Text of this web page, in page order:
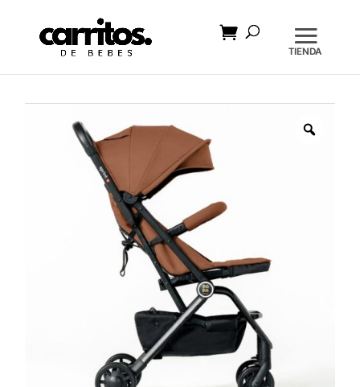
productos